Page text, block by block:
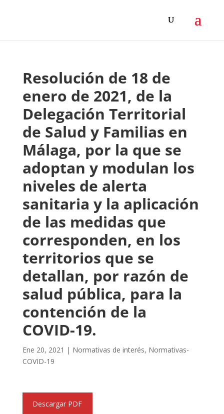
Resolución de 18 de
enero de 2021, de la
Delegación Territorial
de Salud y Familias en
Málaga, por la que se
adoptan y modulan los
niveles de alerta
sanitaria y la aplicación
de las medidas que
corresponden, en los
territorios que se
detallan, por razón de
salud pública, para la
contención de la
COVID-19.
Ene 20, 2021 | Normativas de interés, Normativas-
COVID-19
Descargar PDF